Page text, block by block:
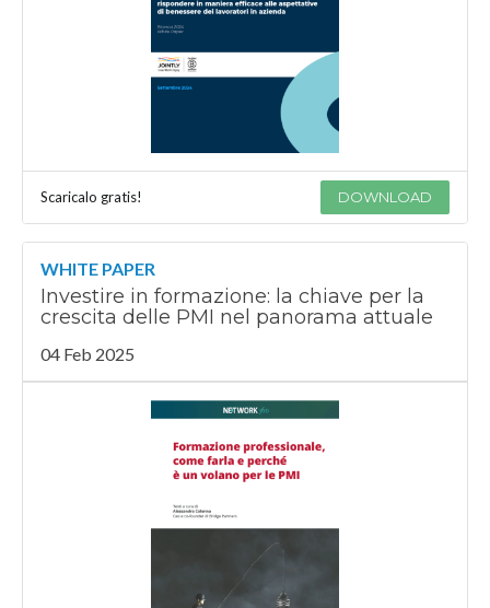
Scaricalo gratis! DOWNLOAD
WHITE PAPER
Investire in formazione: la chiave per la
crescita delle PMI nel panorama attuale
04 Feb 2025